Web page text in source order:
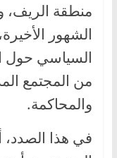
منطقة الريف،
الشهور
السياسي حول
من المجتمع
والمحاكمة.
في هذا